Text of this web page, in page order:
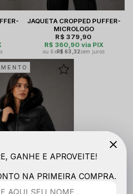
JAQUETA CROPPED PUFFER-
MICROLOGO
R$ 360,90 via PIX
R$ 379,90
6xR$ 63,32sem juros
GANHE E APROVEITE!
NA PRIMEIRA COMPRA.